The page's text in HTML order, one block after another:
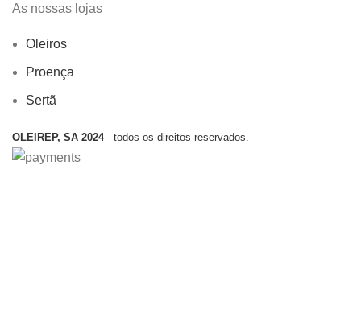
As nossas lojas
Oleiros
Proença
Sertã
OLEIREP, SA 2024 - todos os direitos reservados.